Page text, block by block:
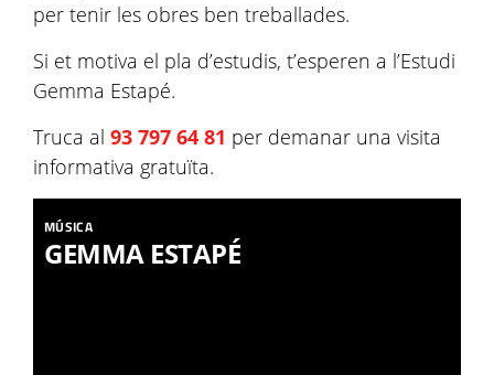
per tenir les obres ben treballades.
Si et motiva el pla d’estudis, t’esperen a l’Estudi
Gemma Estapé.
Truca al 93 797 64 81 per demanar una visita
informativa gratuïta.
MÚSICA
GEMMA ESTAPÉ